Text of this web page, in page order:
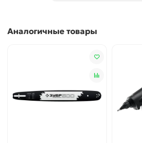
Использование
Аналогичные товары